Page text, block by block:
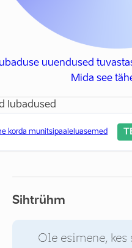
uuendused
Mida see
lubadused
korda munitsipaaleluasemed
Sihtrühm
Ole esimene,